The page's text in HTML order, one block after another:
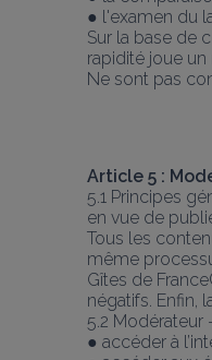
● l'examen du
Sur la base de
rapidité joue
Ne sont pas
Article 5 :
5.1 Principes
en vue de
Tous les
même
Gîtes de
négatifs. Enfin,
5.2 Modérateur
● accéder à